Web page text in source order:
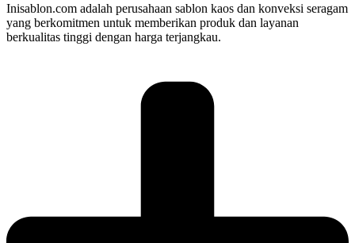
Inisablon.com adalah perusahaan sablon kaos dan konveksi seragam
yang berkomitmen untuk memberikan produk dan layanan
berkualitas tinggi dengan harga terjangkau.